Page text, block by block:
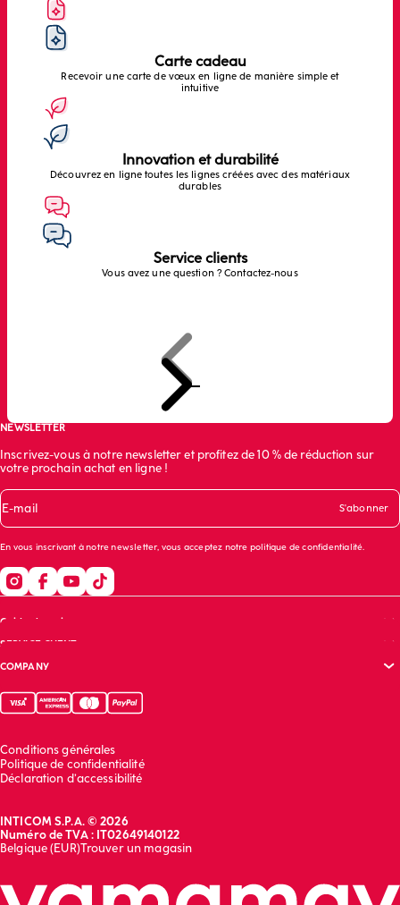
Carte cadeau
Recevoir une carte de vœux en ligne de manière simple et
intuitive
Innovation et durabilité
Découvrez en ligne toutes les lignes créées avec des matériaux
durables
Service clients
Vous avez une question ? Contactez-nous
NEWSLETTER
Inscrivez-vous à notre newsletter et profitez de 10 % de réduction sur
votre prochain achat en ligne !
E-mail S'abonner
En vous inscrivant à notre newsletter, vous acceptez notre politique de confidentialité.
Guide shopping
Guide du soutien-gorge
Entretien des vêtements
SERVICE CLIENT
Questions fréquentes
Suivez votre commande
Contactez-nous
COMPANY
Site corporate (English)
Rapport de durabilité (English)
Travaille avec nous (English)
Conditions générales
Politique de confidentialité
Déclaration d’accessibilité
INTICOM S.P.A. © 2026
Numéro de TVA : IT02649140122
Belgique (EUR)Trouver un magasin